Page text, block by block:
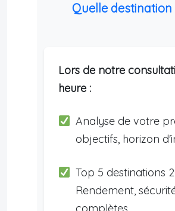
Quelle
Lors de notre
heure :
Analyse de votre
objectifs, horizon
Top 5 destinations
Rendement,